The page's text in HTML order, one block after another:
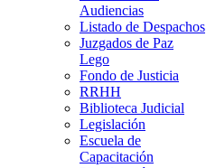
Audiencias
Listado de Despachos
Juzgados de Paz
Lego
Fondo de Justicia
RRHH
Biblioteca Judicial
Legislación
Escuela de
Capacitación